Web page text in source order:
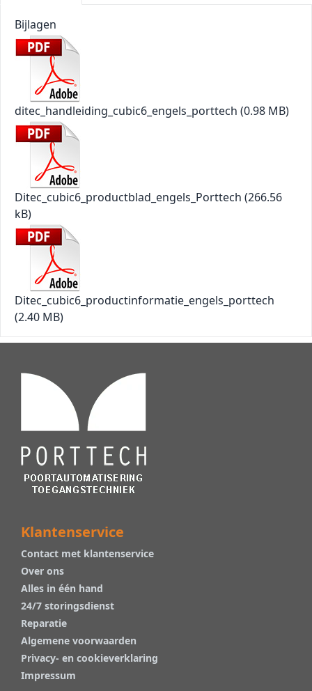
Bijlagen
ditec_handleiding_cubic6_engels_porttech (0.98 MB)
Ditec_cubic6_productblad_engels_Porttech (266.56
kB)
Ditec_cubic6_productinformatie_engels_porttech
(2.40 MB)
Klantenservice
Contact met klantenservice
Over ons
Alles in één hand
24/7 storingsdienst
Reparatie
Algemene voorwaarden
Privacy- en cookieverklaring
Impressum